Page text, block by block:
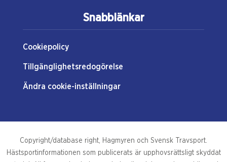
Snabblänkar
Cookiepolicy
Tillgänglighetsredogörelse
Ändra cookie-inställningar
Copyright/database right, Hagmyren och Svensk Travsport.
Hästsportinformationen som publicerats är upphovsrättsligt skyddat